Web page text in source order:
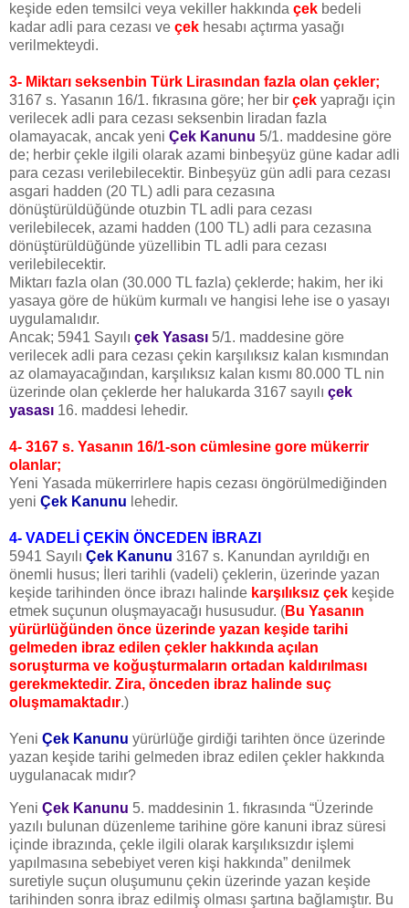
keşide eden temsilci veya vekiller hakkında çek bedeli
kadar adli para cezası ve çek hesabı açtırma yasağı
verilmekteydi.
3- Miktarı seksenbin Türk Lirasından fazla olan çekler;
3167 s. Yasanın 16/1. fıkrasına göre; her bir çek yaprağı için
verilecek adli para cezası seksenbin liradan fazla
olamayacak, ancak yeni Çek Kanunu 5/1. maddesine göre
de; herbir çekle ilgili olarak azami binbeşyüz güne kadar adli
para cezası verilebilecektir. Binbeşyüz gün adli para cezası
asgari hadden (20 TL) adli para cezasına
dönüştürüldüğünde otuzbin TL adli para cezası
verilebilecek, azami hadden (100 TL) adli para cezasına
dönüştürüldüğünde yüzellibin TL adli para cezası
verilebilecektir.
Miktarı fazla olan (30.000 TL fazla) çeklerde; hakim, her iki
yasaya göre de hüküm kurmalı ve hangisi lehe ise o yasayı
uygulamalıdır.
Ancak; 5941 Sayılı çek Yasası 5/1. maddesine göre
verilecek adli para cezası çekin karşılıksız kalan kısmından
az olamayacağından, karşılıksız kalan kısmı 80.000 TL nin
üzerinde olan çeklerde her halukarda 3167 sayılı çek
yasası 16. maddesi lehedir.
4- 3167 s. Yasanın 16/1-son cümlesine gore mükerrir
olanlar;
Yeni Yasada mükerrirlere hapis cezası öngörülmediğinden
yeni Çek Kanunu lehedir.
4- VADELİ ÇEKİN ÖNCEDEN İBRAZI
5941 Sayılı Çek Kanunu 3167 s. Kanundan ayrıldığı en
önemli husus; İleri tarihli (vadeli) çeklerin, üzerinde yazan
keşide tarihinden önce ibrazı halinde karşılıksız çek keşide
etmek suçunun oluşmayacağı hususudur. (Bu Yasanın
yürürlüğünden önce üzerinde yazan keşide tarihi
gelmeden ibraz edilen çekler hakkında açılan
soruşturma ve koğuşturmaların ortadan kaldırılması
gerekmektedir. Zira, önceden ibraz halinde suç
oluşmamaktadır.)
Yeni Çek Kanunu yürürlüğe girdiği tarihten önce üzerinde
yazan keşide tarihi gelmeden ibraz edilen çekler hakkında
uygulanacak mıdır?
Yeni Çek Kanunu 5. maddesinin 1. fıkrasında “Üzerinde
yazılı bulunan düzenleme tarihine göre kanuni ibraz süresi
içinde ibrazında, çekle ilgili olarak karşılıksızdır işlemi
yapılmasına sebebiyet veren kişi hakkında” denilmek
suretiyle suçun oluşumunu çekin üzerinde yazan keşide
tarihinden sonra ibraz edilmiş olması şartına bağlamıştır. Bu